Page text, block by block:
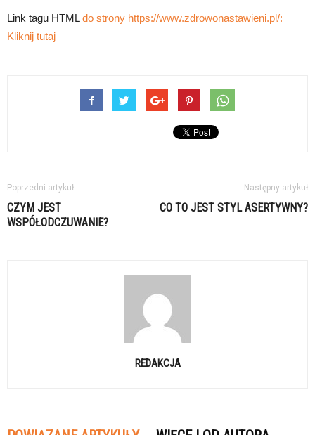
Link tagu HTMLdo strony https://www.zdrowonastawieni.pl/:
Kliknij tutaj
Poprzedni artykuł
CZYM JEST
WSPÓŁODCZUWANIE?
Następny artykuł
CO TO JEST STYL ASERTYWNY?
REDAKCJA